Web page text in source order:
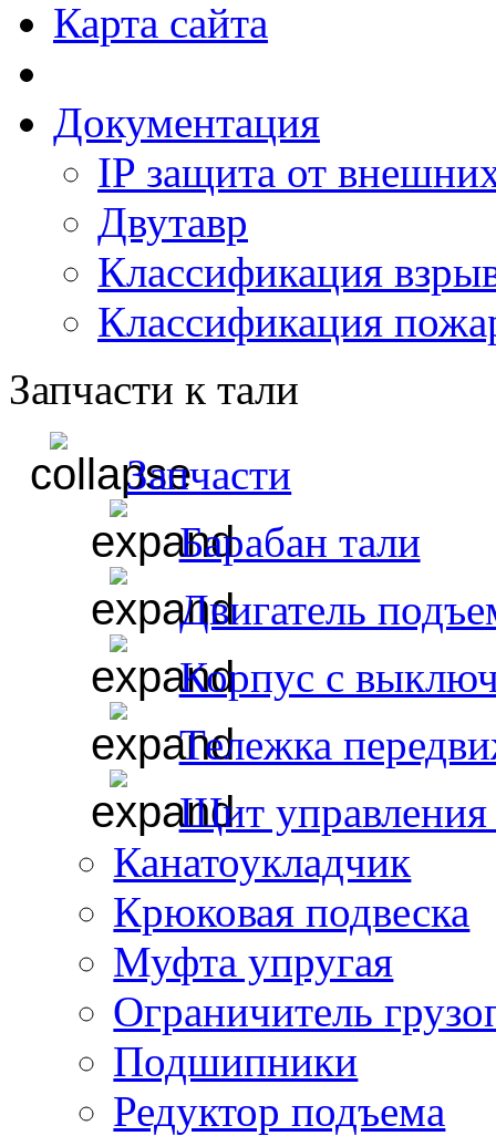
Карта сайта
Документация
IP защита от
Двутавр
Классификация
Классификация
Запчасти к тали
Запчасти
Барабан тали
Двигатель
Корпус с
Тележка
Щит управления
Канатоукладчик
Крюковая подвеска
Муфта упругая
Ограничитель
Подшипники
Редуктор подъема